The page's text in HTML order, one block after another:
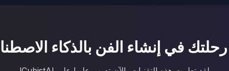
رحلتك في إنشاء الفن بالذكاء